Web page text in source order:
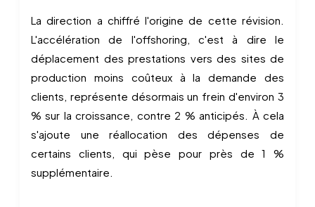
La direction a chiffré l'origine de cette révision.
L'accélération de l'offshoring, c'est à dire le
déplacement des prestations vers des sites de
production moins coûteux à la demande des
clients, représente désormais un frein d'environ 3
% sur la croissance, contre 2 % anticipés. À cela
s'ajoute une réallocation des dépenses de
certains clients, qui pèse pour près de 1 %
supplémentaire.